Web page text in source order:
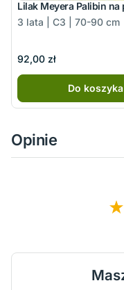
Lilak Meyera Palibin
3 lata | C3 | 70-90 cm
92,00 zł
Do koszyka
Opinie